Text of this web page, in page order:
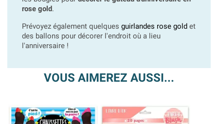
rose gold.
Prévoyez également quelques guirlandes rose gold et
des ballons pour décorer l'endroit où a lieu
l'anniversaire !
VOUS AIMEREZ AUSSI...